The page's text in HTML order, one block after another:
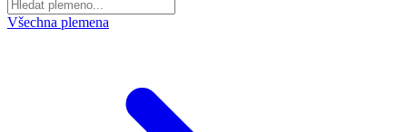
Všechna plemena